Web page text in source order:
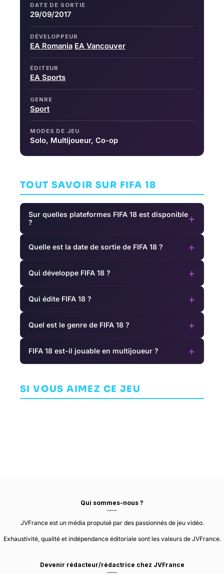
DATE DE SORTIE
29/09/2017
DÉVELOPPEUR
EA Romania EA Vancouver
ÉDITEUR
EA Sports
GENRE
Sport
MODES DE JEU
Solo, Multijoueur, Co-op
TOUT SAVOIR SUR FIFA 18
Sur quelles plateformes FIFA 18 est disponible
?
+
Quelle est la date de sortie de FIFA 18 ? +
Qui développe FIFA 18 ? +
Qui édite FIFA 18 ? +
Quel est le genre de FIFA 18 ? +
FIFA 18 est-il jouable en multijoueur ? +
SI VOUS AIMEZ CE JEU
ARCADE
SIMULATION
Qui sommes-nous ?
JVFrance est un média propulsé par des passionnés de jeu vidéo.
Exhaustivité, qualité et indépendance éditoriale sont les valeurs de JVFrance.
Devenir rédacteur/rédactrice chez JVFrance